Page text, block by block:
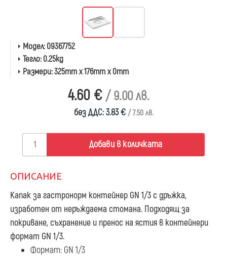
4.60 € / 9.00 лв.
без ДДС: 3.83 € / 7.50 лв.
Модел:09367752
Тегло:0.25kg
Размери:325mm x 176mm x 0mm
Добави в количката
ОПИСАНИЕ
Капак за гастронорм контейнер GN 1/3с дръжка,
изработен от неръждаема стомана. Подходящ за
покриване, съхранение и пренос на ястия в контейнери
формат GN 1/3.
Формат: GN 1/3